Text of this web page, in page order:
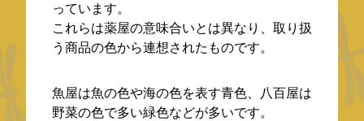
っています。
これらは薬屋の意味合いとは異なり、取り扱
う商品の色から連想されたものです。
魚屋は魚の色や海の色を表す青色、八百屋は
野菜の色で多い緑色などが多いです。